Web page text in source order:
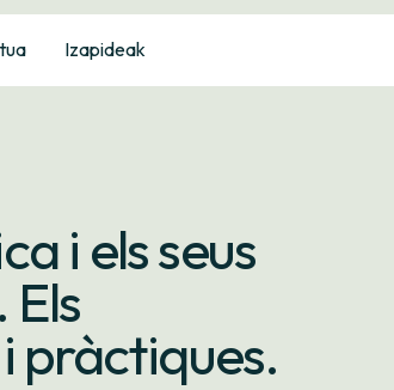
Izapideak
i els seus
pràctiques.